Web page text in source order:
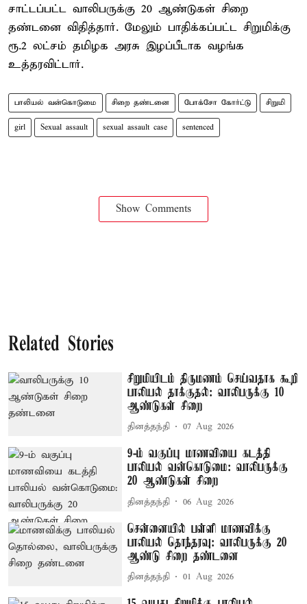
சாட்டப்பட்ட வாலிபருக்கு 20 ஆண்டுகள் சிறை
தண்டனை விதித்தார். மேலும் பாதிக்கப்பட்ட சிறுமிக்கு
ரூ.2 லட்சம் தமிழக அரசு இழப்பீடாக வழங்க
உத்தரவிட்டார்.
பாலியல் வன்கொடுமை சிறை தண்டனை போக்சோ கோர்ட்டு சிறுமி
girl Sexual assault sexual assault case sentenced
Show Comments
Related Stories
சிறுமியிடம் திருமணம் செய்வதாக கூறி
பாலியல் தாக்குதல்: வாலிபருக்கு 10
ஆண்டுகள் சிறை
தினத்தந்தி 07 Aug 2026
9-ம் வகுப்பு மாணவியை கடத்தி
பாலியல் வன்கொடுமை: வாலிபருக்கு
20 ஆண்டுகள் சிறை
தினத்தந்தி 06 Aug 2026
சென்னையில் பள்ளி மாணவிக்கு
பாலியல் தொந்தரவு: வாலிபருக்கு 20
ஆண்டு சிறை தண்டனை
தினத்தந்தி 01 Aug 2026